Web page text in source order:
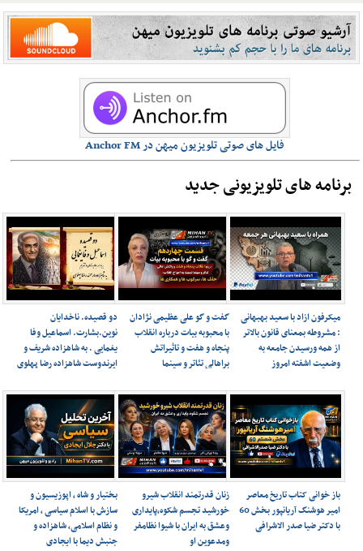
فایل های صوتی تلویزیون میهن در Anchor FM
برنامه های تلویزیونی جدید
دو قصیده. ناخدایان
نوین.بشارت. اسماعیل وفا
یغمایی . به شاهزاده شریف و
ایرندوست شاهزاده رضا پهلوی
گفت و گو علی عظیمی نژادان
با محبوبه بیات درباره انقلاب
پنجاه و هفت و تاثیراتش
براهالی تئاتر و سینما
میکرفون ازاد با سعید بهبهانی
: مشروطه بمعنای قانون بالاتر
از همه ورسیدن جامعه به
وضعیت اشفته امروز
بختیار و شاه ، اپوزیسیون و
سازش با اسلام سیاسی ، امریکا
و نظام اسلامی، شاهزاده و
جنبش دیما با ایجادی
زنان قدرتمند انقلاب شیرو
خورشید تجسم شکوه،پایداری
وعشق به ایران با شیوا نظامفر
ومدعوین او
باز خوانی کتاب تاریخ معاصر
امیر هوشنگ آریانپور بخش 60
با دکتر ضیا صدر الاشرافی